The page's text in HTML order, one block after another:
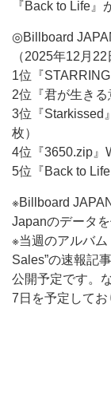
『Back to Life』
◎Billboard
（2025年12月
1位『
2位『君が生きる
3位『Starkissed
枚）
4位『3650.zip』
5位『Back to
※Billboard
Japanのデータ
※当週のアルバム
Sales”の速報記
公開予定です。
7日を予定してお